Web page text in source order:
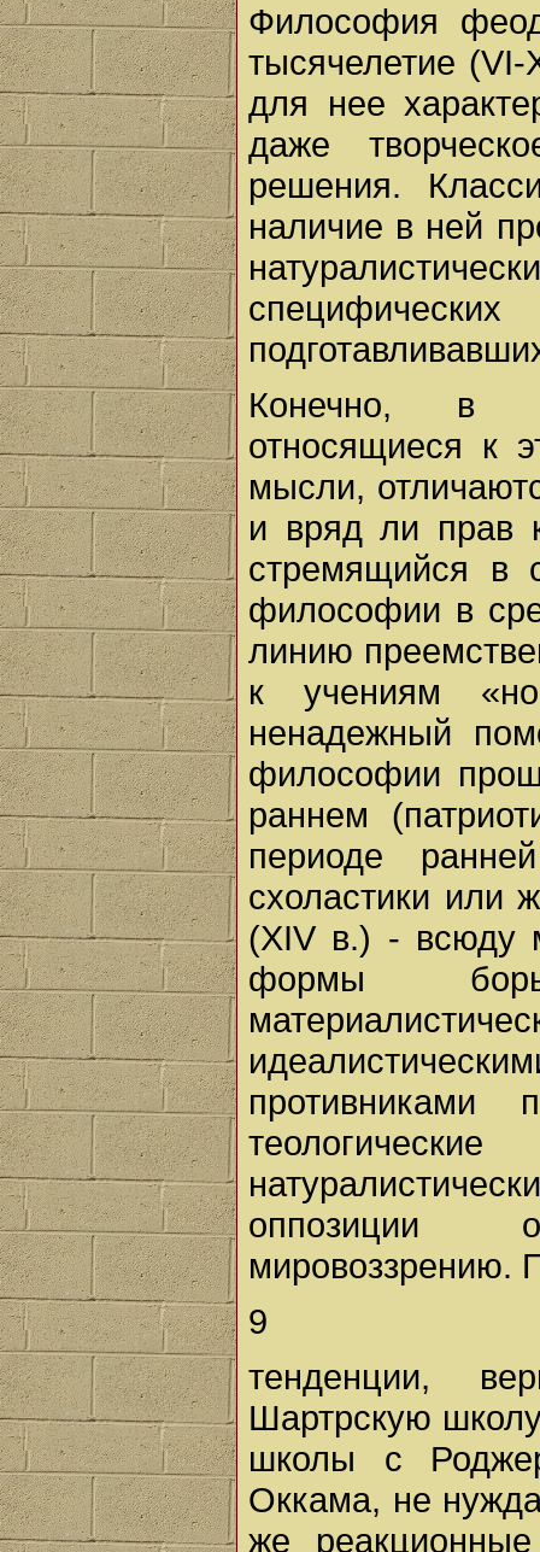
Философия
тысячелетие (VI-
для нее
даже
решения.
наличие в ней
специфических
Конечно, в
относящиеся к
мысли,
и вряд ли прав
стремящийся в
философии в
линию
к учениям
ненадежный
философии
раннем
периоде
схоластики или
(XIV в.) - всюду
формы
противниками
оппозиции
мировоззрению.
9
тенденции,
Шартрскую
школы с
Оккама, не
же